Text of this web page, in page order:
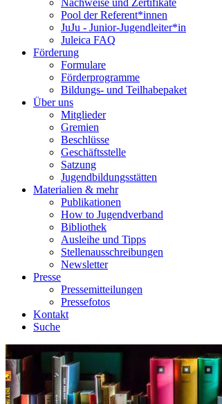
Pool der Referent*innen
JuJu - Junior-Jugendleiter*in
Juleica FAQ
Förderung
Formulare
Förderprogramme
Bildungs- und Teilhabepaket
Über uns
Mitglieder
Gremien
Beschlüsse
Geschäftsstelle
Satzung
Jugendbildungsstätten
Materialien & mehr
Publikationen
How to Jugendverband
Bibliothek
Ausleihe und Tipps
Stellenausschreibungen
Newsletter
Presse
Pressemitteilungen
Pressefotos
Kontakt
Suche